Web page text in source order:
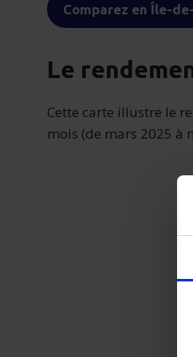
Comparez en Île-
Le
Cette carte illustre le
mois (de mars 2025 à